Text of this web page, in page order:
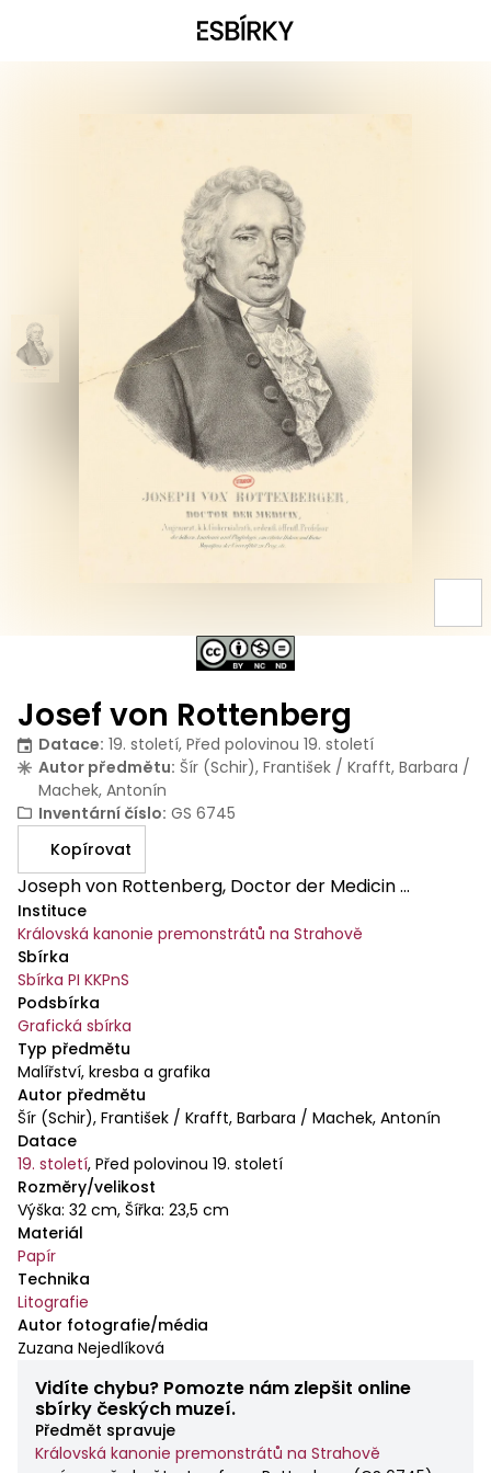
Josef von Rottenberg
Datace: 19. století, Před polovinou 19. století
Autor předmětu: Šír (Schir), František / Krafft, Barbara /
Machek, Antonín
Inventární číslo: GS 6745
Kopírovat
Joseph von Rottenberg, Doctor der Medicin ...
Instituce
Královská kanonie premonstrátů na Strahově
Sbírka
Sbírka PI KKPnS
Podsbírka
Grafická sbírka
Typ předmětu
Malířství, kresba a grafika
Autor předmětu
Šír (Schir), František / Krafft, Barbara / Machek, Antonín
Datace
19. století, Před polovinou 19. století
Rozměry/velikost
Výška: 32 cm, Šířka: 23,5 cm
Materiál
Papír
Technika
Litografie
Autor fotografie/média
Zuzana Nejedlíková
Vidíte chybu? Pomozte nám zlepšit online
sbírky českých muzeí.
Předmět spravuje
Královská kanonie premonstrátů na Strahově